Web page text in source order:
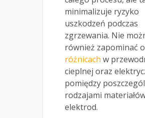
minimalizuje ryzyko
uszkodzeń podczas
zgrzewania. Nie
również zapominać o
różnicach w
cieplnej oraz
pomiędzy
rodzajami
elektrod.